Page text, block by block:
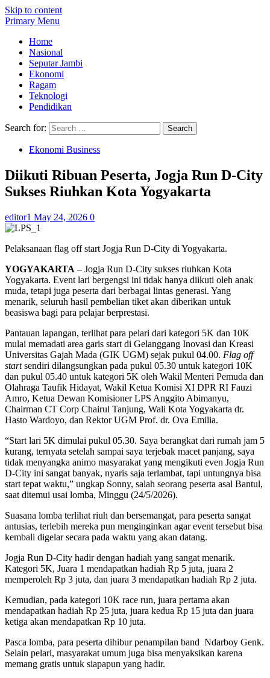
Skip to content
Primary Menu
Home
Nasional
Seputar Jambi
Ekonomi
Ragam
Teknologi
Pendidikan
Search for:
Ekonomi Business
Diikuti Ribuan Peserta, Jogja Run D-City
Sukses Riuhkan Kota Yogyakarta
editor1 May 24, 2026 0
Pelaksanaan flag off start Jogja Run D-City di Yogyakarta.
YOGYAKARTA – Jogja Run D-City sukses riuhkan Kota
Yogyakarta. Event lari bergengsi ini tidak hanya diikuti oleh anak
muda, tetapi juga peserta dari berbagai lintas generasi. Yang
menarik, seluruh hasil pembelian tiket akan diberikan untuk
beasiswa bagi para pelajar berprestasi.
Pantauan lapangan, terlihat para pelari dari kategori 5K dan 10K
mulai memadati area garis start di Gelanggang Inovasi dan Kreasi
Universitas Gajah Mada (GIK UGM) sejak pukul 04.00. Flag off
startsendiri dilangsungkan pada pukul 05.30 untuk kategori 10K
dan pukul 05.40 untuk kategori 5K oleh Wakil Menteri Pemuda dan
Olahraga Taufik Hidayat, Wakil Ketua Komisi XI DPR RI Fauzi
Amro, Ketua Dewan Komisioner LPS Anggito Abimanyu,
Chairman CT Corp Chairul Tanjung, Wali Kota Yogyakarta dr.
Hasto Wardoyo, dan Rektor UGM Prof. dr. Ova Emilia.
“Start lari 5K dimulai pukul 05.30. Saya berangkat dari rumah jam 5
kurang, ternyata setelah sampai saya terjebak macet panjang, saya
tidak menyangka animo masyarakat yang mengikuti even Jogja Run
D-City ini sangat banyak, nyaris saja terlambat, tapi untungnya bisa
start tepat waktu,” ungkap Sonny, salah seorang peserta asal Bantul,
saat ditemui usai lomba, Minggu (24/5/2026).
Suasana lomba terlihat riuh dan bersemangat, para peserta sangat
antusias, terlebih mereka pun menginginkan agar event tersebut bisa
kembali digelar secara pada waktu yang akan datang.
Jogja Run D-City hadir dengan hadiah yang sangat menarik.
Kategori 5K, Juara 1 mendapatkan hadiah Rp 5 juta, juara 2
memperoleh Rp 3 juta, dan juara 3 mendapatkan hadiah Rp 2 juta.
Kemudian, pada kategori 10K race run, juara pertama akan
mendapatkan hadiah Rp 25 juta, juara kedua Rp 15 juta dan juara
ketiga akan mendapatkan Rp 10 juta.
Pasca lomba, para peserta dihibur penampilan band Ndarboy Genk.
Selain pelari, masyarakat umum juga bisa menyaksikan karena
memang gratis untuk siapapun yang hadir.